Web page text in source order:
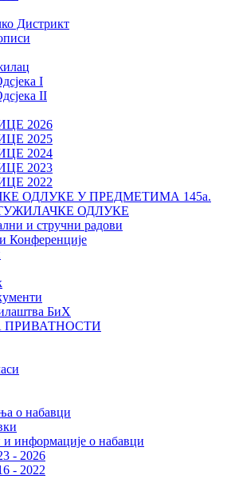
Дистрикт
I
II
2026
2025
2024
2023
2022
ОДЛУКЕ У ПРЕДМЕТИМА 145а.
ОДЛУКЕ
и стручни радови
Конференције
БиХ
ПРИВАТНОСТИ
о набавци
и информације о набавци
- 2026
- 2022